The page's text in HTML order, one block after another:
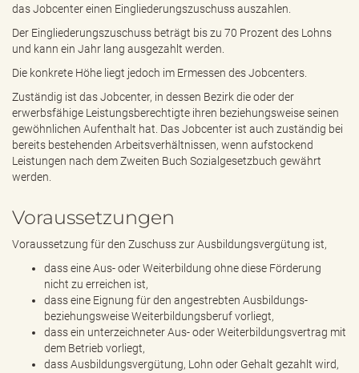
das Jobcenter einen Eingliederungszuschuss auszahlen.
Der Eingliederungszuschuss beträgt bis zu 70 Prozent des Lohns
und kann ein Jahr lang ausgezahlt werden.
Die konkrete Höhe liegt jedoch im Ermessen des Jobcenters.
Zuständig ist das Jobcenter, in dessen Bezirk die oder der
erwerbsfähige Leistungsberechtigte ihren beziehungsweise seinen
gewöhnlichen Aufenthalt hat. Das Jobcenter ist auch zuständig bei
bereits bestehenden Arbeitsverhältnissen, wenn aufstockend
Leistungen nach dem Zweiten Buch Sozialgesetzbuch gewährt
werden.
Voraussetzungen
Voraussetzung für den Zuschuss zur Ausbildungsvergütung ist,
dass eine Aus- oder Weiterbildung ohne diese Förderung
nicht zu erreichen ist,
dass eine Eignung für den angestrebten Ausbildungs-
beziehungsweise Weiterbildungsberuf vorliegt,
dass ein unterzeichneter Aus- oder Weiterbildungsvertrag mit
dem Betrieb vorliegt,
dass Ausbildungsvergütung, Lohn oder Gehalt gezahlt wird,